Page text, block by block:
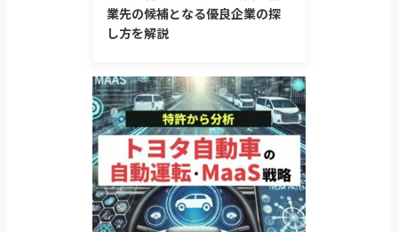
業先の候補となる優良企業の探
し方を解説